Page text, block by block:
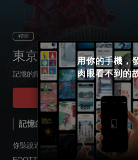
¥250
東京塔
記憶的階梯之旅
Tour Start
用你的手機，
肉眼看不到的
記憶的階梯之旅
你聽說過嗎？這樣的東京塔是可以爬階
Select
日本語
English